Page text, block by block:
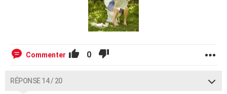
Commenter 0
RÉPONSE 14 / 20